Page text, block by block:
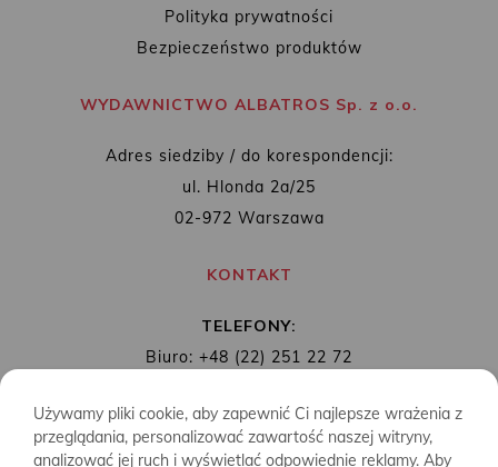
Polityka prywatności
Bezpieczeństwo produktów
WYDAWNICTWO ALBATROS Sp. z o.o.
Adres siedziby / do korespondencji:
ul. Hlonda 2a/25
02-972 Warszawa
KONTAKT
TELEFONY:
Biuro: +48 (22) 251 22 72
MAIL: biuro@wydawnictwoalbatros.com
Używamy pliki cookie, aby zapewnić Ci najlepsze wrażenia z
przeglądania, personalizować zawartość naszej witryny,
analizować jej ruch i wyświetlać odpowiednie reklamy. Aby